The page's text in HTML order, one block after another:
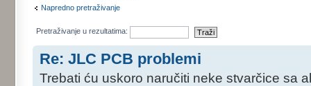
Napredno pretraživanje
Pretraživanje u rezultatima:
Re: JLC PCB problemi
Trebati ću uskoro naručiti neke stvarčice sa